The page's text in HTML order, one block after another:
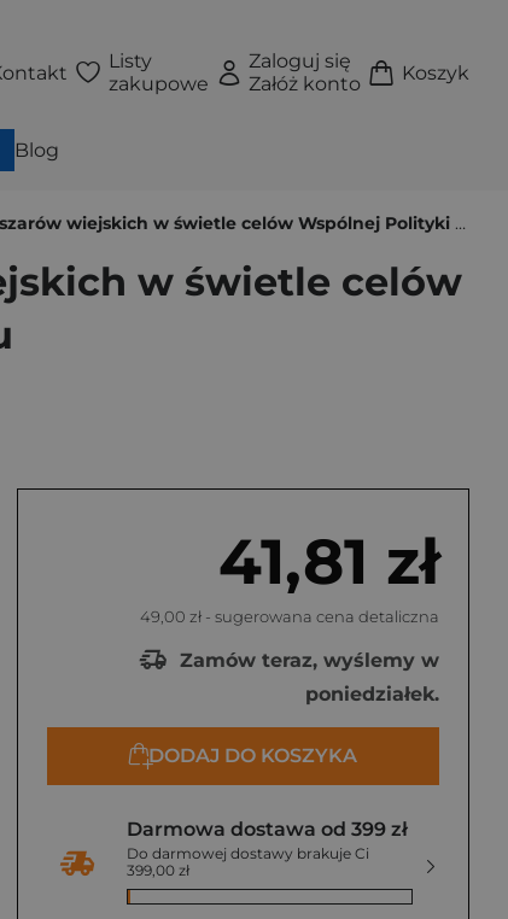
Listy
zakupowe
Zaloguj się
Załóż konto
Koszyk
Blog
świetle celów Wspólnej Polityki Rolnej UE i polskiej polityki rozwoju
w świetle celów
41,81 zł
49,00 zł - sugerowana cena detaliczna
Zamów teraz, wyślemy w
poniedziałek.
DODAJ DO KOSZYKA
Darmowa dostawa od 399 zł
Do darmowej dostawy brakuje Ci
399,00 zł